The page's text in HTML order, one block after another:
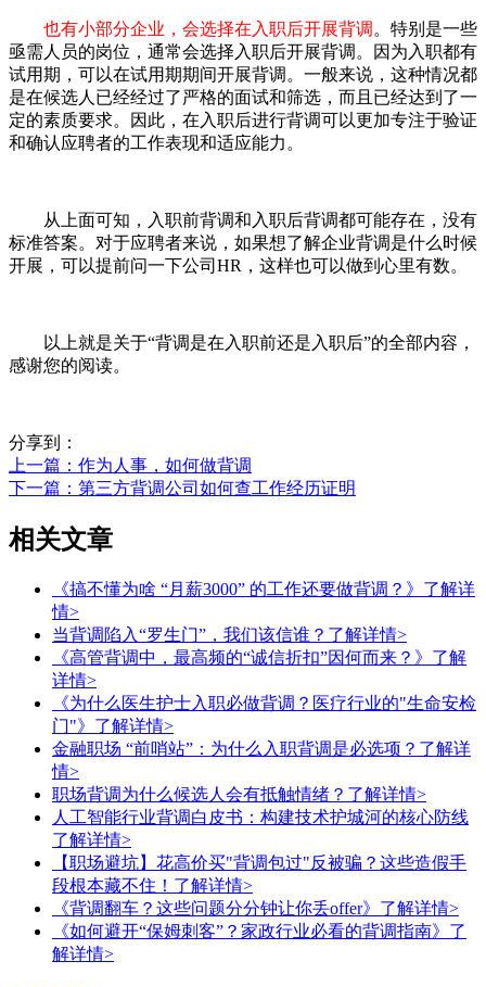
也有小部分企业，会选择在入职后开展背调 。特别是一些
亟需人员的岗位，通常会选择入职后开展背调。因为入职都有
试用期，可以在试用期期间开展背调。一般来说，这种情况都
是在候选人已经经过了严格的面试和筛选，而且已经达到了一
定的素质要求。因此，在入职后进行背调可以更加专注于验证
和确认应聘者的工作表现和适应能力。
从上面可知，入职前背调和入职后背调都可能存在，没有
标准答案。对于应聘者来说，如果想了解企业背调是什么时候
开展，可以提前问一下公司HR，这样也可以做到心里有数。
以上就是关于“背调是在入职前还是入职后”的全部内容，
感谢您的阅读。
分享到：
上一篇 ：作为人事，如何做背调
下一篇 ：第三方背调公司如何查工作经历证明
相关文章
《搞不懂为啥 “月薪3000” 的工作还要做背调？》 了解详
情>
当背调陷入“罗生门”，我们该信谁？ 了解详情>
《高管背调中，最高频的“诚信折扣”因何而来？》 了解
详情>
《为什么医生护士入职必做背调？医疗行业的"生命安检
门"》 了解详情>
金融职场 “前哨站”：为什么入职背调是必选项？ 了解详
情>
职场背调为什么候选人会有抵触情绪？ 了解详情>
人工智能行业背调白皮书：构建技术护城河的核心防线
了解详情>
【职场避坑】花高价买"背调包过"反被骗？这些造假手
段根本藏不住！ 了解详情>
《背调翻车？这些问题分分钟让你丢offer》 了解详情>
《如何避开“保姆刺客”？家政行业必看的背调指南》 了
解详情>